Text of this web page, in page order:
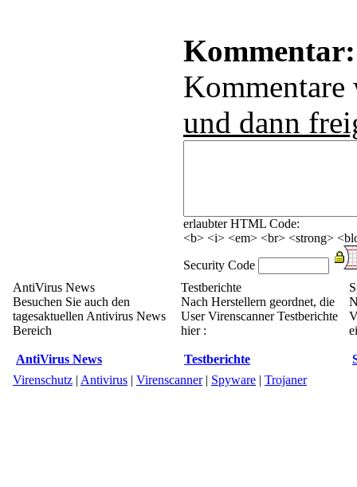
Kommentar:
und dann
erlaubter HTML Code:
<b> <i> <em> <br> <strong>
Security Code
AntiVirus News
Besuchen Sie auch den
tagesaktuellen Antivirus News
Bereich
AntiVirus News
Testberichte
Nach Herstellern geordnet, die
User Virenscanner Testberichte
hier :
Testberichte
Virenschutz | Antivirus | Virenscanner| Spyware | Trojaner